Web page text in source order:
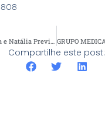
808
Compartilhe este post: